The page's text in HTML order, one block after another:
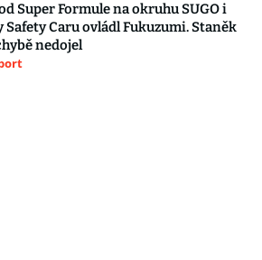
Super Formule na okruhu SUGO i
Safety Caru ovládl Fukuzumi. Staněk
nedojel